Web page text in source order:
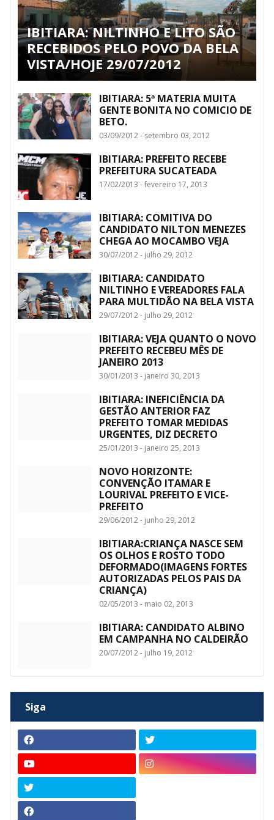
IBITIARA: NILTINHO E LITO SÃO
RECEBIDOS PELO POVO DA BELA
VISTA/HOJE 29/07/2012
IBITIARA: 5ª MATERIA MUITA
GENTE BONITA NO COMICIO DE
BETO.
03/09/2012 - setembro 03, 2012
IBITIARA: PREFEITO RECEBE
PREFEITURA SUCATEADA
17/02/2013 - fevereiro 17, 2013
IBITIARA: COMITIVA DO
CANDIDATO NILTON MENEZES
CHEGA AO MOCAMBO VEJA
30/07/2012 - julho 29, 2012
IBITIARA: CANDIDATO
NILTINHO E VEREADORES FALA
PARA MULTIDÃO NA BELA VISTA
29/07/2012 - julho 29, 2012
IBITIARA: VEJA QUANTO O NOVO
PREFEITO RECEBEU MÊS DE
JANEIRO 2013
30/01/2013 - janeiro 30, 2013
IBITIARA: INEFICIÊNCIA DA
GESTÃO ANTERIOR FAZ
PREFEITO TOMAR MEDIDAS
URGENTES, DIZ DECRETO
25/01/2013 - janeiro 25, 2013
NOVO HORIZONTE:
CONVENÇÃO ITAMAR E
LOURIVAL PREFEITO E VICE-
PREFEITO
29/06/2012 - junho 29, 2012
IBITIARA:CRIANÇA NASCE SEM
OS OLHOS E ROSTO TODO
DEFORMADO(IMAGENS FORTES
AUTORIZADAS PELOS PAIS DA
CRIANÇA)
02/05/2013 - maio 02, 2013
IBITIARA: CANDIDATO ALBINO
EM CAMPANHA NO CALDEIRÃO
20/07/2012 - julho 19, 2012
Siga